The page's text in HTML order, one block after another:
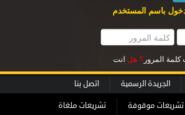
باسم المستخدم
المرور ؟ هل انت
الجريدة الرسمية اتصل بنا
تشريعات موقوفة تشريعات ملغاة